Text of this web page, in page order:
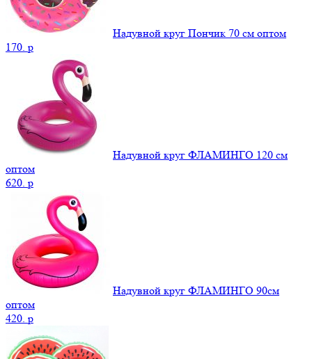
Надувной круг Пончик 70 см оптом
170. p
Надувной круг ФЛАМИНГО 120 см
оптом
620. p
Надувной круг ФЛАМИНГО 90см
оптом
420. p